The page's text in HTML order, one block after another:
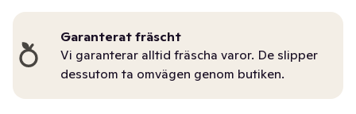
Garanterat fräscht
Vi garanterar alltid fräscha varor. De slipper
dessutom ta omvägen genom butiken.